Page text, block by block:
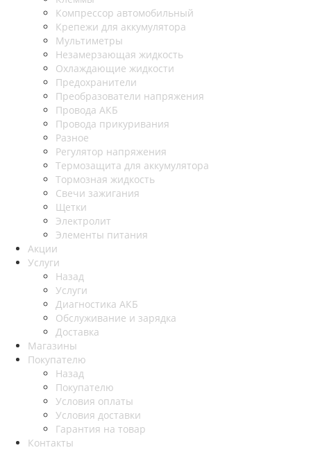
Компрессор автомобильный
Крепежи для аккумулятора
Мультиметры
Незамерзающая жидкость
Охлаждающие жидкости
Предохранители
Преобразователи напряжения
Провода АКБ
Провода прикуривания
Разное
Регулятор напряжения
Термозащита для аккумулятора
Тормозная жидкость
Свечи зажигания
Щетки
Электролит
Элементы питания
Акции
Услуги
Назад
Услуги
Диагностика АКБ
Обслуживание и зарядка
Доставка
Магазины
Покупателю
Назад
Покупателю
Условия оплаты
Условия доставки
Гарантия на товар
Контакты